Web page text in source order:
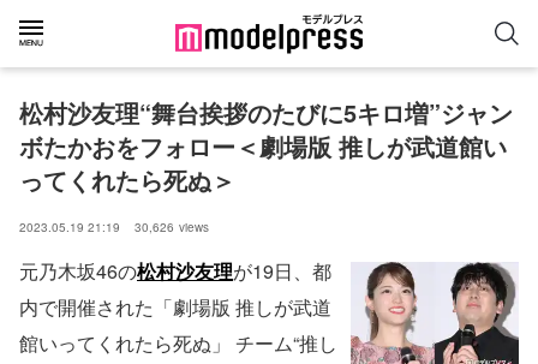
松村沙友理“舞台挨拶のたびに5キロ増”ジャン
ボたかおをフォロー＜劇場版 推しが武道館い
ってくれたら死ぬ＞
2023.05.19 21:19 30,626 views
元乃木坂46の松村沙友理が19日、都
内で開催された「劇場版 推しが武道
館いってくれたら死ぬ」 チーム“推し